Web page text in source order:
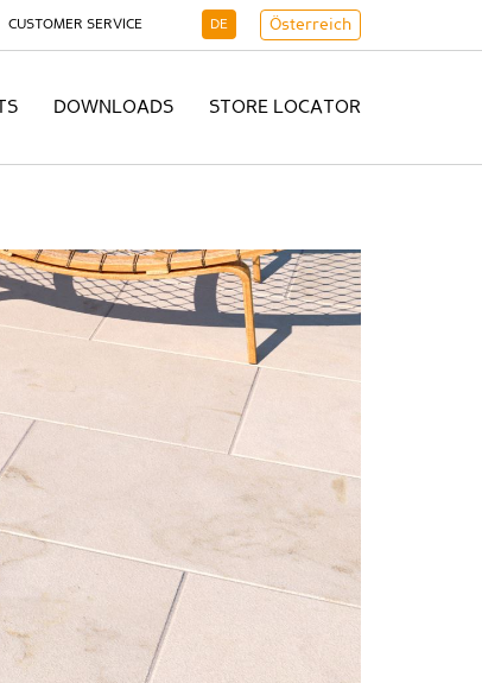
CUSTOMER SERVICE DE Österreich
DOWNLOADS STORE LOCATOR